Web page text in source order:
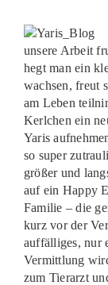
unsere Arbeit
hegt man ein
wachsen, freut
am Leben
Kerlchen ein
Yaris
so super
größer und
auf ein Happy
Familie – die
kurz vor der
auffälliges, nur
Vermittlung
zum Tierarzt